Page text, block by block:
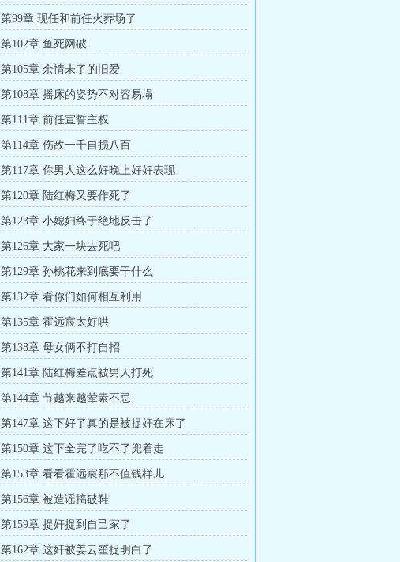
第99章 现任和前任火葬场了
第102章 鱼死网破
第105章 余情未了的旧爱
第108章 摇床的姿势不对容易塌
第111章 前任宣誓主权
第114章 伤敌一千自损八百
第117章 你男人这么好晚上好好表现
第120章 陆红梅又要作死了
第123章 小媳妇终于绝地反击了
第126章 大家一块去死吧
第129章 孙桃花来到底要干什么
第132章 看你们如何相互利用
第135章 霍远宸太好哄
第138章 母女俩不打自招
第141章 陆红梅差点被男人打死
第144章 节越来越荤素不忌
第147章 这下好了真的是被捉奸在床了
第150章 这下全完了吃不了兜着走
第153章 看看霍远宸那不值钱样儿
第156章 被造谣搞破鞋
第159章 捉奸捉到自己家了
第162章 这奸被姜云笙捉明白了